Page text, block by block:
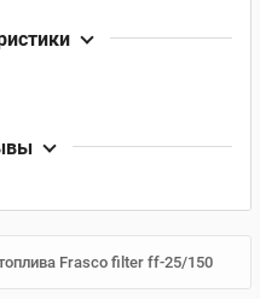
Frasco filter ff-25/150